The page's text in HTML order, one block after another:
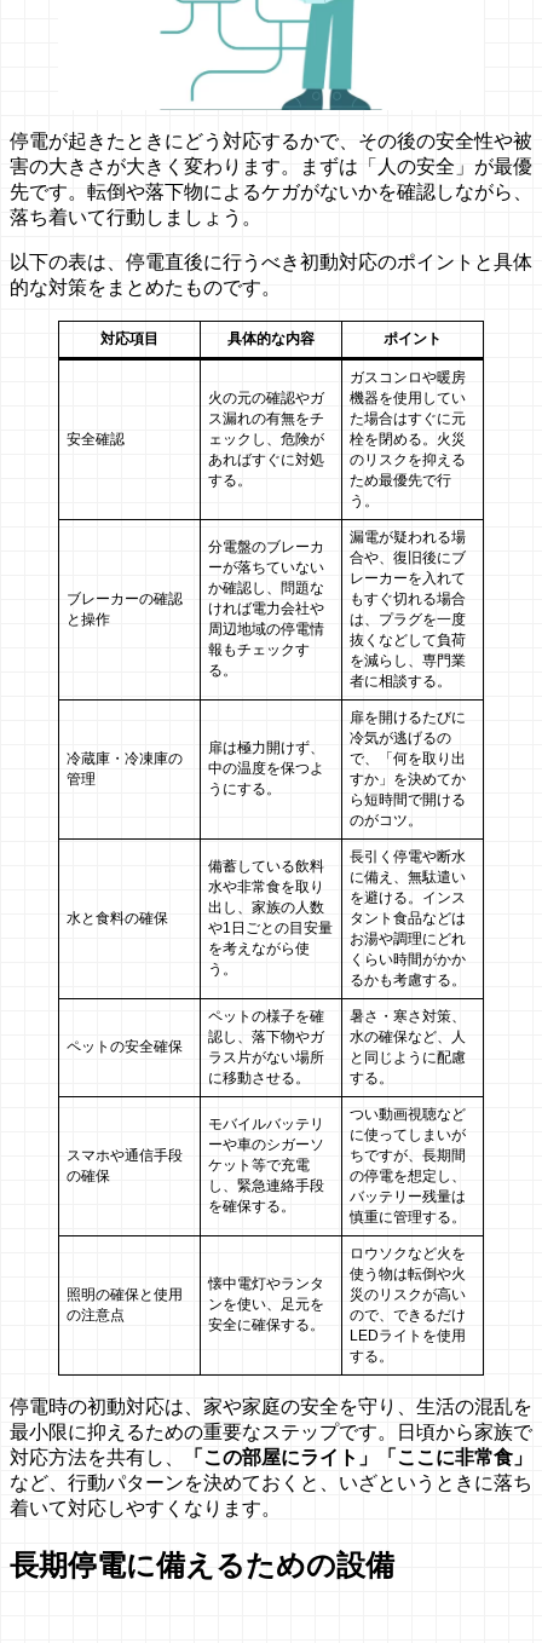
停電が起きたときにどう対応するかで、その後の安全性や被
害の大きさが大きく変わります。まずは「人の安全」が最優
先です。転倒や落下物によるケガがないかを確認しながら、
落ち着いて行動しましょう。
以下の表は、停電直後に行うべき初動対応のポイントと具体
的な対策をまとめたものです。
対応項目 具体的な内容 ポイント
安全確認
火の元の確認やガ
ス漏れの有無をチ
ェックし、危険が
あればすぐに対処
する。
ガスコンロや暖房
機器を使用してい
た場合はすぐに元
栓を閉める。火災
のリスクを抑える
ため最優先で行
う。
ブレーカーの確認
と操作
分電盤のブレーカ
ーが落ちていない
か確認し、問題な
ければ電力会社や
周辺地域の停電情
報もチェックす
る。
漏電が疑われる場
合や、復旧後にブ
レーカーを入れて
もすぐ切れる場合
は、プラグを一度
抜くなどして負荷
を減らし、専門業
者に相談する。
冷蔵庫・冷凍庫の
管理
扉は極力開けず、
中の温度を保つよ
うにする。
扉を開けるたびに
冷気が逃げるの
で、「何を取り出
すか」を決めてか
ら短時間で開ける
のがコツ。
水と食料の確保
備蓄している飲料
水や非常食を取り
出し、家族の人数
や1日ごとの目安量
を考えながら使
う。
長引く停電や断水
に備え、無駄遣い
を避ける。インス
タント食品などは
お湯や調理にどれ
くらい時間がかか
るかも考慮する。
ペットの安全確保
ペットの様子を確
認し、落下物やガ
ラス片がない場所
に移動させる。
暑さ・寒さ対策、
水の確保など、人
と同じように配慮
する。
スマホや通信手段
の確保
モバイルバッテリ
ーや車のシガーソ
ケット等で充電
し、緊急連絡手段
を確保する。
つい動画視聴など
に使ってしまいが
ちですが、長期間
の停電を想定し、
バッテリー残量は
慎重に管理する。
照明の確保と使用
の注意点
懐中電灯やランタ
ンを使い、足元を
安全に確保する。
ロウソクなど火を
使う物は転倒や火
災のリスクが高い
ので、できるだけ
LEDライトを使用
する。
停電時の初動対応は、家や家庭の安全を守り、生活の混乱を
最小限に抑えるための重要なステップです。日頃から家族で
対応方法を共有し、
「この部屋にライト」「ここに非常食」
など、行動パターンを決めておくと、いざというときに落ち
着いて対応しやすくなります。
長期停電に備えるための設備